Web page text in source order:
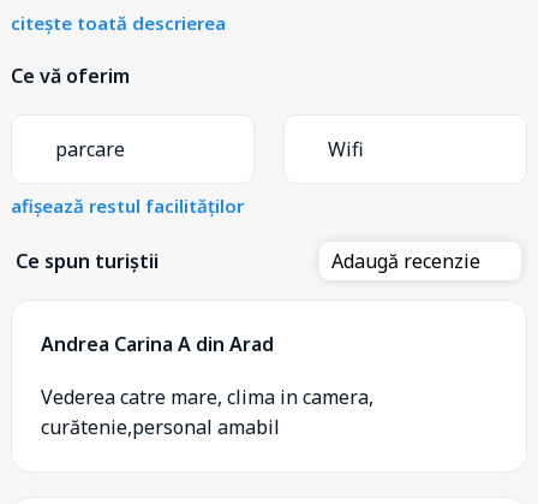
citește toată descrierea
Ce vă oferim
parcare Wifi
afișează restul facilităților
Ce spun turiștii Adaugă recenzie
Andrea Carina A din Arad
Vederea catre mare, clima in camera,
curătenie,personal amabil